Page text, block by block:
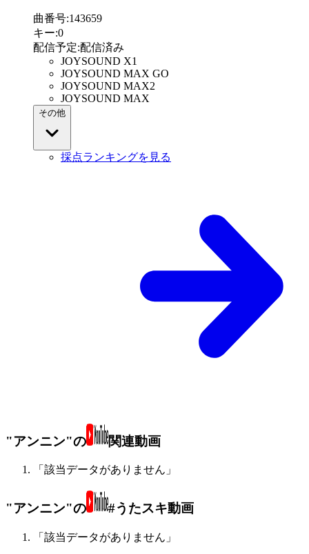
曲番号:143659
キー:0
配信予定:配信済み
JOYSOUND X1
JOYSOUND MAX GO
JOYSOUND MAX2
JOYSOUND MAX
その他
採点ランキングを見る
"アンニン"の 関連動画
「該当データがありません」
"アンニン"の #うたスキ動画
「該当データがありません」